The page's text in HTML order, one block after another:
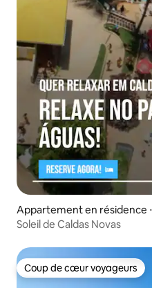
Appartement en résidence
Soleil de Caldas Novas
Coup de cœur voyageurs
Coup de cœur voyageurs